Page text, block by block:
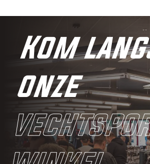
Kom
onze